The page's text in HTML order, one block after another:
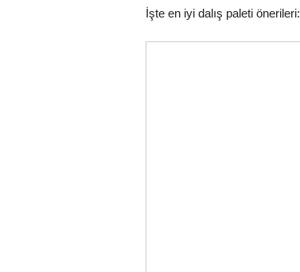
İşte en iyi dalış paleti önerileri: